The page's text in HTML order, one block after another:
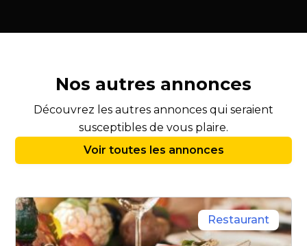
Nos autres annonces
Découvrez les autres annonces qui seraient
susceptibles de vous plaire.
Voir toutes les annonces
Restaurant